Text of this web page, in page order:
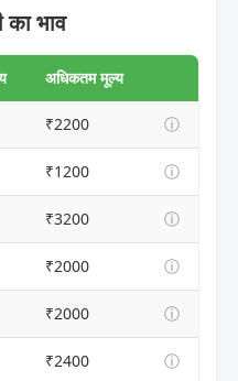
भाव
अधिकतम मूल्य
₹2200 ⓘ
₹1200 ⓘ
₹3200 ⓘ
₹2000 ⓘ
₹2000 ⓘ
₹2400 ⓘ